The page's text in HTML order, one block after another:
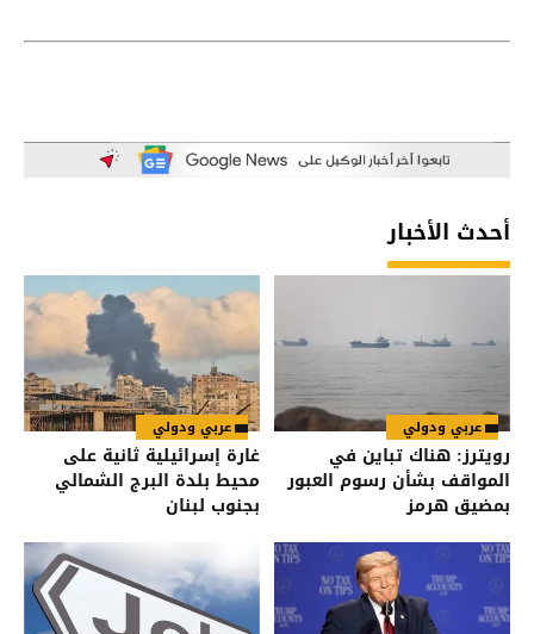
أحدث الأخبار
عربي ودولي
رويترز: هناك تباين في
المواقف بشأن رسوم العبور
بمضيق هرمز
عربي ودولي
غارة إسرائيلية ثانية على
محيط بلدة البرج الشمالي
بجنوب لبنان